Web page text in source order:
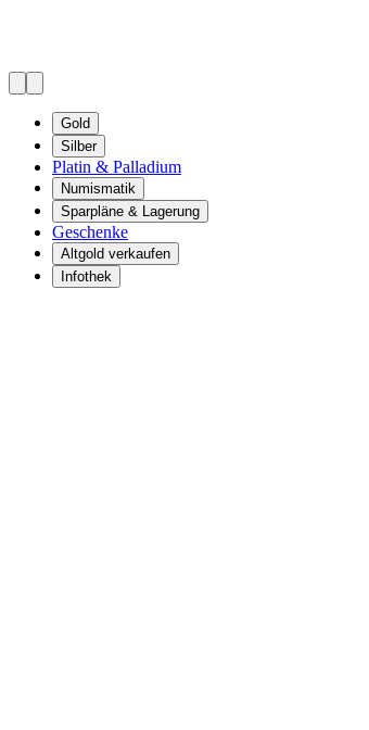
Gold
Silber
Platin & Palladium
Numismatik
Sparpläne & Lagerung
Geschenke
Altgold verkaufen
Infothek